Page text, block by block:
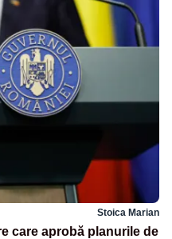
Stoica Marian
care aprobă planurile de